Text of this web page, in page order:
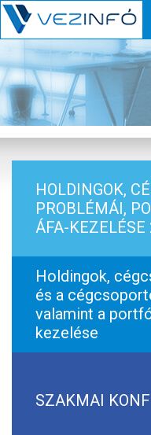
HOLDINGOK,
PROBLÉMÁI,
ÁFA-KEZELÉSE
Holdingok,
és a
valamint a
kezelése
SZAKMAI